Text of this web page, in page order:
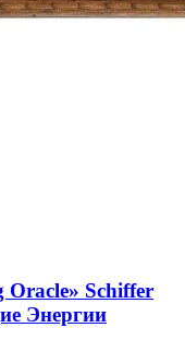
Schiffer
Энергии